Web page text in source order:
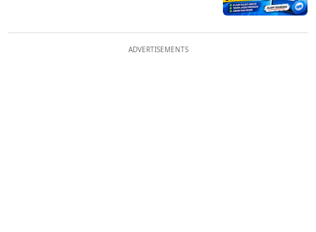
ADVERTISEMENTS